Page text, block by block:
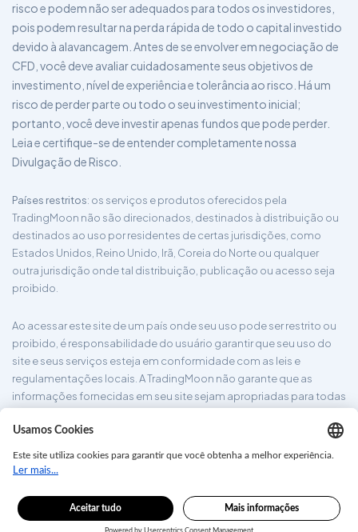
risco e podem não ser adequados para todos os investidores,
pois podem resultar na perda rápida de todo o capital investido
devido à alavancagem. Antes de se envolver em negociação de
CFD, você deve avaliar cuidadosamente seus objetivos de
investimento, nível de experiência e tolerância ao risco. Há um
risco de perder parte ou todo o seu investimento inicial;
portanto, você deve investir apenas fundos que pode perder.
Leia e certifique-se de entender completamente nossa
Divulgação de Risco.
Países restritos: os serviços e produtos oferecidos pela
TradingMoon não são direcionados, destinados à distribuição ou
destinados ao uso por residentes de certas jurisdições, como
Estados Unidos, Reino Unido, Irã, Coreia do Norte ou qualquer
outra jurisdição onde tal distribuição, publicação ou acesso seja
proibido.
Ao acessar este site de um país onde seu uso pode ser restrito ou
proibido, é responsabilidade do usuário garantir que seu uso do
site e seus serviços esteja em conformidade com as leis e
regulamentações locais. A TradingMoon não garante que as
informações fornecidas em seu site sejam apropriadas para todas